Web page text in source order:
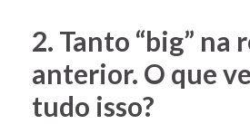
2. Tanto “big” na
anterior. O que
tudo isso?